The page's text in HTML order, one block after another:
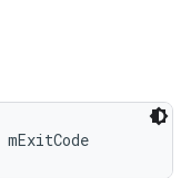
mExitCode